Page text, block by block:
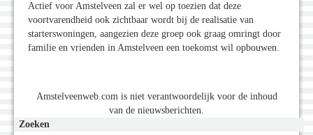
Actief voor Amstelveen zal er wel op toezien dat deze
voortvarendheid ook zichtbaar wordt bij de realisatie van
starterswoningen, aangezien deze groep ook graag omringt door
familie en vrienden in Amstelveen een toekomst wil opbouwen.
Amstelveenweb.com is niet verantwoordelijk voor de inhoud
van de nieuwsberichten.
Zoeken